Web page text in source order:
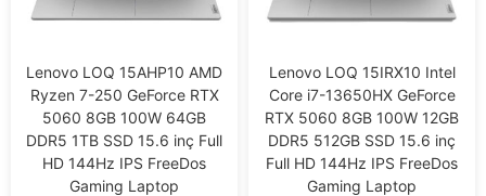
Lenovo LOQ 15AHP10 AMD
Ryzen 7-250 GeForce RTX
5060 8GB 100W 64GB
DDR5 1TB SSD 15.6 inç Full
HD 144Hz IPS FreeDos
Gaming Laptop
Lenovo LOQ 15IRX10 Intel
Core i7-13650HX GeForce
RTX 5060 8GB 100W 12GB
DDR5 512GB SSD 15.6 inç
Full HD 144Hz IPS FreeDos
Gaming Laptop